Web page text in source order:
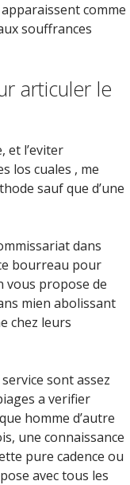
comme
souffrances
articuler le
et l’eviter
los cuales , me
sauf que d’une
dans
bourreau pour
vous propose de
mien abolissant
chez leurs
sont assez
a verifier
homme d’autre
une connaissance
pure cadence ou
avec tous les